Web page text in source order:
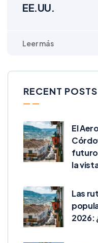
EE.UU.
RECENT POSTS
El
la
Las
2026: